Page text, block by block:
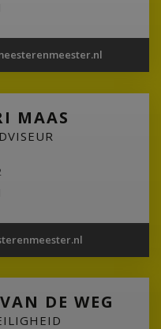
MAAS
DE WEG